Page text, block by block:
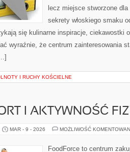
lecz miejsce stworzone
sekrety włoskiego smaku
się kulinarne inspiracje, ciekawostki
wyraźnie, że centrum zainteresowania
I RUCHY KOŚCIELNE
I AKTYWNOŚĆ
MAR - 9 - 2026 MOŻLIWOŚĆ
FoodForce to centrum